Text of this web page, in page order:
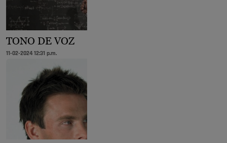
TONO DE VOZ
11-02-2024 12:31 p.m.